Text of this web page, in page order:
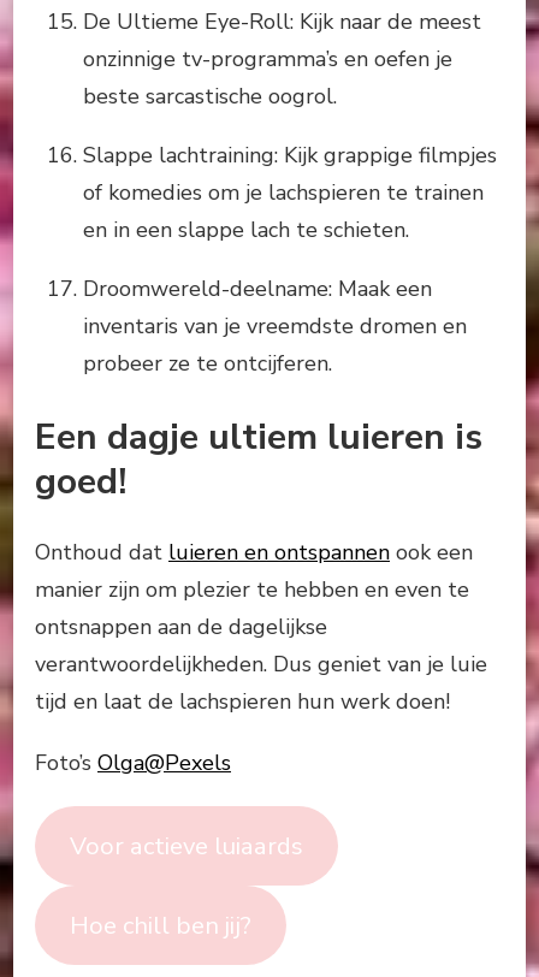
De Ultieme Eye-Roll: Kijk naar de meest
onzinnige tv-programma’s en oefen je
beste sarcastische oogrol.
Slappe lachtraining: Kijk grappige filmpjes
of komedies om je lachspieren te trainen
en in een slappe lach te schieten.
Droomwereld-deelname: Maak een
inventaris van je vreemdste dromen en
probeer ze te ontcijferen.
Een dagje ultiem luieren is
goed!
Onthoud dat luieren en ontspannen ook een
manier zijn om plezier te hebben en even te
ontsnappen aan de dagelijkse
verantwoordelijkheden. Dus geniet van je luie
tijd en laat de lachspieren hun werk doen!
Foto’s Olga@Pexels
Voor actieve luiaards
Hoe chill ben jij?